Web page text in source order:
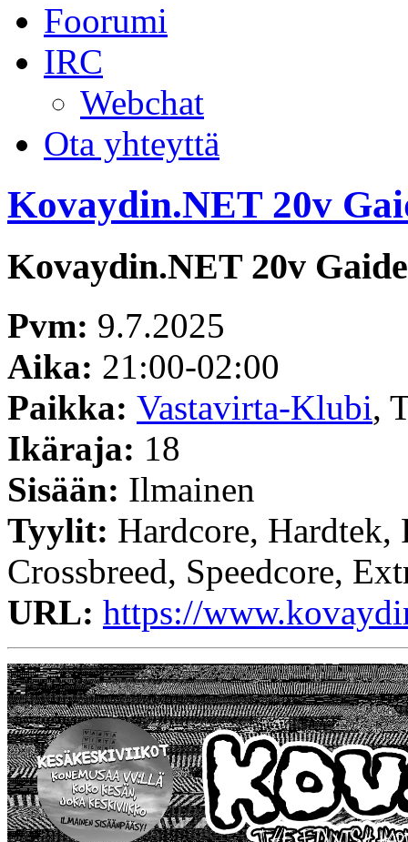
Foorumi
IRC
Webchat
Ota yhteyttä
Kovaydin.NET 20v
Kovaydin.NET 20v
Pvm: 9.7.2025
Aika: 21:00-02:00
Paikka: Vastavirta-Klubi,
Ikäraja: 18
Sisään: Ilmainen
Tyylit: Hardcore, Hardtek,
Crossbreed, Speedcore,
URL: https://